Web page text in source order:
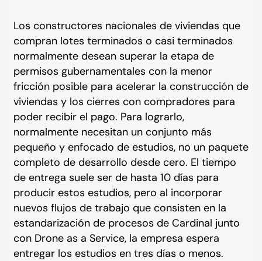
Los constructores nacionales de viviendas que
compran lotes terminados o casi terminados
normalmente desean superar la etapa de
permisos gubernamentales con la menor
fricción posible para acelerar la construcción de
viviendas y los cierres con compradores para
poder recibir el pago. Para lograrlo,
normalmente necesitan un conjunto más
pequeño y enfocado de estudios, no un paquete
completo de desarrollo desde cero. El tiempo
de entrega suele ser de hasta 10 días para
producir estos estudios, pero al incorporar
nuevos flujos de trabajo que consisten en la
estandarización de procesos de Cardinal junto
con Drone as a Service, la empresa espera
entregar los estudios en tres días o menos.